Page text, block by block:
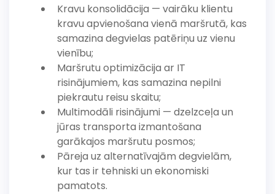
Kravu konsolidācija — vairāku klientu
kravu apvienošana vienā maršrutā, kas
samazina degvielas patēriņu uz vienu
vienību;
Maršrutu optimizācija ar IT
risinājumiem, kas samazina nepilni
piekrautu reisu skaitu;
Multimodāli risinājumi — dzelzceļa un
jūras transporta izmantošana
garākajos maršrutu posmos;
Pāreja uz alternatīvajām degvielām,
kur tas ir tehniski un ekonomiski
pamatots.